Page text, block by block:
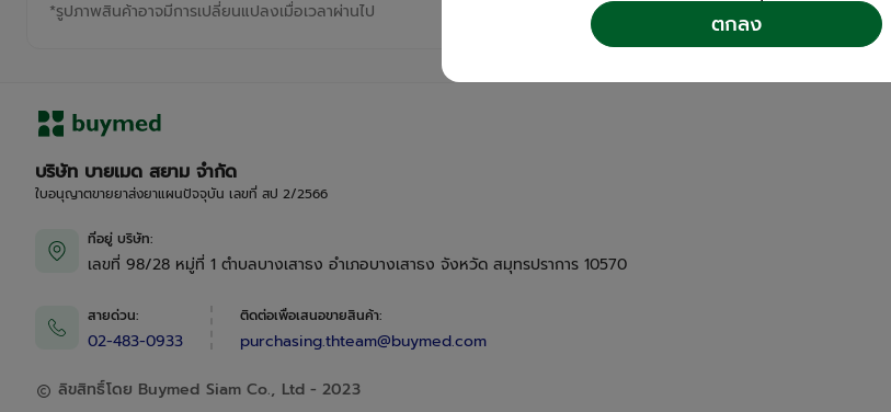
*รูปภาพสินค้าอาจมีการเปลี่ยนแปลงเมื่อเวลาผ่านไป
บริษัท บายเมด สยาม จำกัด
ใบอนุญาตขายยาส่งยาแผนปัจจุบัน เลขที่ สป 2/2566
ที่อยู่ บริษัท:
เลขที่ 98/28 หมู่ที่ 1 ตำบลบางเสาธง อำเภอบางเสาธง จังหวัด สมุทรปราการ 10570
สายด่วน:
02-483-0933
ติดต่อเพื่อเสนอขายสินค้า:
purchasing.thteam@buymed.com
ลิขสิทธิ์โดย Buymed Siam Co., Ltd - 2023
ตกลง